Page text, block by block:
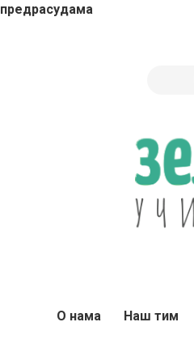
предрасудама
О нама Наш тим